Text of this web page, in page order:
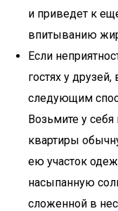
и приведет к
впитыванию
Если
гостях у
следующим
Возьмите у себя
квартиры
ею участок
насыпанную
сложенной в